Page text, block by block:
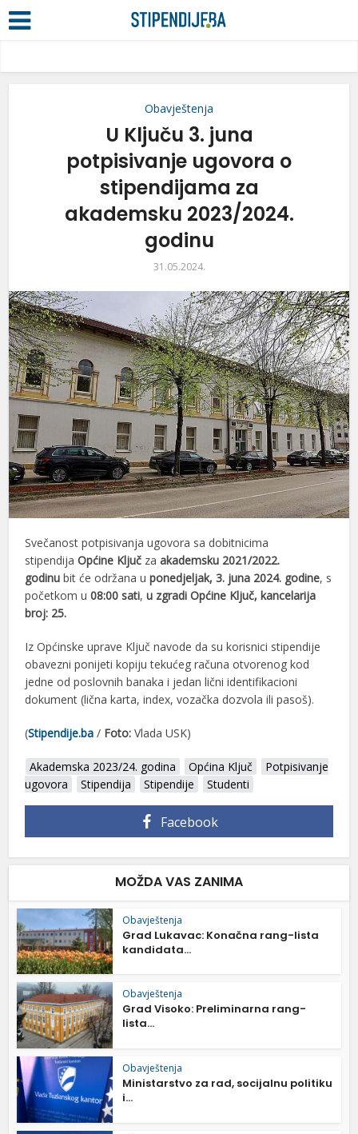
Obavještenja
U Ključu 3. juna
potpisivanje ugovora o
stipendijama za
akademsku 2023/2024.
godinu
31.05.2024.
Svečanost potpisivanja ugovora sa dobitnicima
stipendijaOpćine Ključ zaakademsku 2021/2022.
godinu bit će održana uponedjeljak, 3. juna 2024. godine, s
početkom u08:00 sati, u zgradi Općine Ključ, kancelarija
broj: 25.
Iz Općinske uprave Ključ navode da su korisnici stipendije
obavezni ponijeti kopiju tekućeg računa otvorenog kod
jedne od poslovnih banaka i jedan lični identifikacioni
dokument (lična karta, index, vozačka dozvola ili pasoš).
(Stipendije.ba / Foto: Vlada USK)
Akademska 2023/24. godina Općina Ključ
Potpisivanje
ugovora
Stipendija Stipendije Studenti
Facebook
MOŽDA VAS ZANIMA
Obavještenja
Grad Lukavac: Konačna rang-lista
kandidata...
Obavještenja
Grad Visoko: Preliminarna rang-
lista...
Obavještenja
Ministarstvo za rad, socijalnu politiku
i...